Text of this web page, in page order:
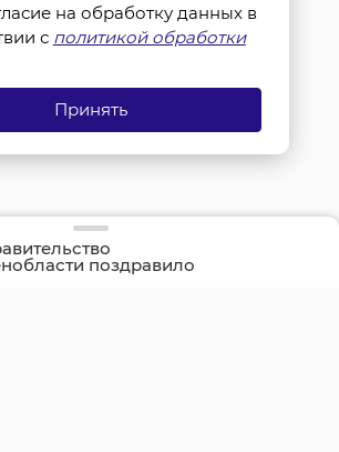
поздравило
на обработку данных в
с политикой обработки
Принять